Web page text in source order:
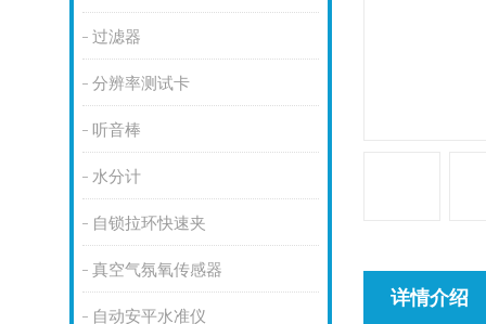
过滤器
分辨率测试卡
听音棒
水分计
自锁拉环快速夹
真空气氛氧传感器
自动安平水准仪
详情介绍